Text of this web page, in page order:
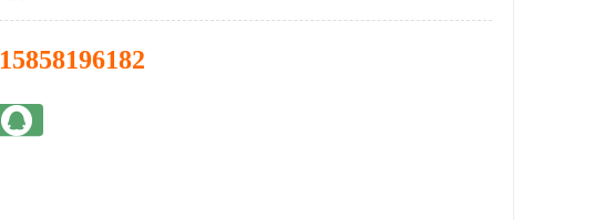
15858196182